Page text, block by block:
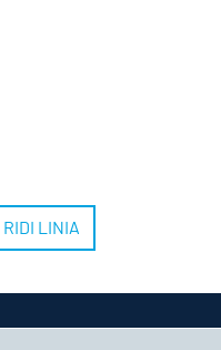
LINIA